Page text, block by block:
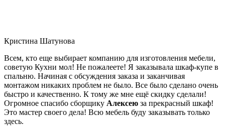
Кристина Шатунова
Всем, кто еще выбирает компанию для изготовления мебели,
советую Кухни мол! Не пожалеете! Я заказывала шкаф-купе в
спальню. Начиная с обсуждения заказа и заканчивая
монтажом никаких проблем не было. Все было сделано очень
быстро и качественно. К тому же мне ещё скидку сделали!
Огромное спасибо сборщику Алексею за прекрасный шкаф!
Это мастер своего дела! Всю мебель буду заказывать только
здесь.